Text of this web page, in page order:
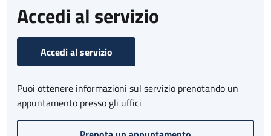
Accedi al servizio
Accedi al servizio
Puoi ottenere informazioni sul servizio prenotando un
appuntamento presso gli uffici